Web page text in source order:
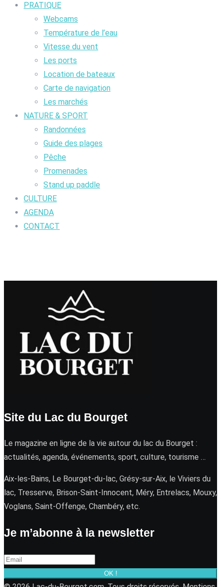
PRATIQUE
Webcams
Température de l’eau
Vitesse du vent
Les ports
Location de bateaux
Carte de navigation
Les marchés
NATURE & SPORT
Randonnées
Guide des plages
Pêche
Promenades
Stand up paddle
CULTURE
AGENDA
CONTACT
Site du Lac du Bourget
Le magazine en ligne de la vie autour du lac du Bourget :
actualités, agenda, événements, sport, culture, tourisme …
Aix-les-Bains, Le Bourget-du-lac, Grésy-sur-Aix, le Viviers du
lac, Tresserve, Brison-Saint-Innocent, Méry, Entrelacs, Mouxy,
Voglans, Saint-Offenge, Chambéry, etc.
Je m’abonne à la newsletter
OK !